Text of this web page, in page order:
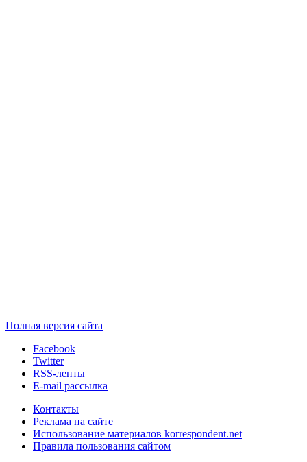
Полная версия сайта
Facebook
Twitter
RSS-ленты
E-mail рассылка
Контакты
Реклама на сайте
Использование материалов korrespondent.net
Правила пользования сайтом